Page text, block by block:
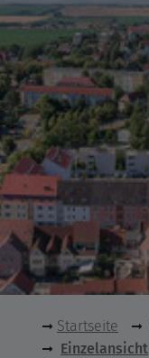
Startseite
Einzelansicht